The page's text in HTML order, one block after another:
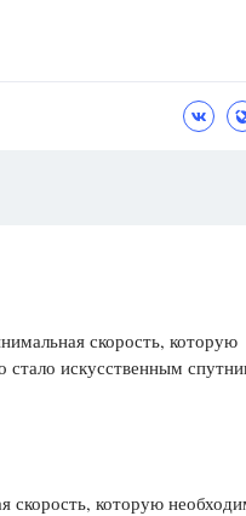
скорость, которую
искусственным
скорость, которую